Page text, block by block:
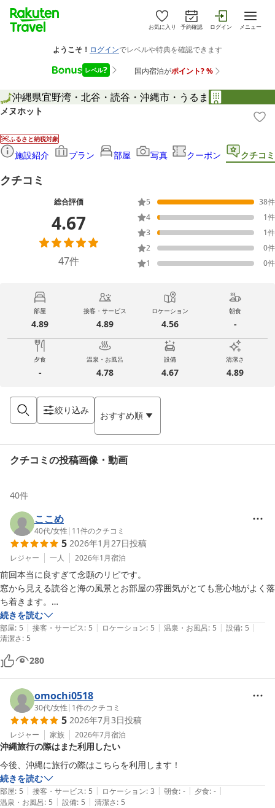
お気に入り 予約確認 ログイン メニュー
沖縄県宜野湾・北谷・読谷・沖縄市・うるま
メヌホット
ふるさと納税対象
施設紹介 プラン 部屋 写真 クーポン クチコミ
クチコミ
総合評価
4.67
47件
5 38件
4
1件
3
1件
2
0件
1
0件
部屋
4.89
接客・サービス
4.89
ロケーション
4.56
朝食
-
夕食
-
温泉・お風呂
4.78
設備
4.67
清潔さ
4.89
絞り込み おすすめ順
クチコミの投稿画像・動画
40件
ここめ
40代/女性 | 11件のクチコミ
5 2026年1月27日投稿
レジャー 一人 2026年1月宿泊
前回本当に良すぎて念願のリピです。
窓から見える読谷と海の風景とお部屋の雰囲気がとても意心地がよく落
ち着きます。
お部屋の雰囲気や調度品、備品のセンスもとてもよくてずっと滞在した
くなります。
早くまた訪れたいです。
続きを読む
部屋: 5 | 接客・サービス: 5 | ロケーション: 5 | 温泉・お風呂: 5 | 設備: 5 |
清潔さ: 5
280
omochi0518
30代/女性 | 1件のクチコミ
5 2026年7月3日投稿
レジャー 家族 2026年7月宿泊
沖縄旅行の際はまた利用したい
今後、沖縄に旅行の際はこちらを利用します！
続きを読む
部屋: 5 | 接客・サービス: 5 | ロケーション: 3 | 朝食: - | 夕食: - |
温泉・お風呂: 5 | 設備: 5 | 清潔さ: 5